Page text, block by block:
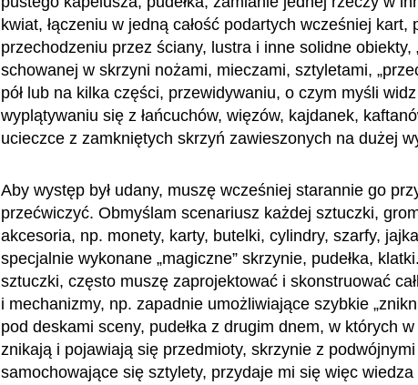
kwiat, łączeniu w jedną całość podartych wcześniej kart,
przechodzeniu przez ściany, lustra i inne solidne obiekty,
schowanej w skrzyni nożami, mieczami, sztyletami,
pół lub na kilka części, przewidywaniu, o czym myśli
wyplątywaniu się z łańcuchów, więzów, kajdanek,
ucieczce z zamkniętych skrzyń zawieszonych na dużej
Aby występ był udany, muszę wcześniej starannie go
przećwiczyć. Obmyślam scenariusz każdej sztuczki,
akcesoria, np. monety, karty, butelki, cylindry, szarfy,
specjalnie wykonane „magiczne” skrzynie, pudełka,
sztuczki, często muszę zaprojektować i skonstruować
i mechanizmy, np. zapadnie umożliwiające szybkie
pod deskami sceny, pudełka z drugim dnem, w których
znikają i pojawiają się przedmioty, skrzynie z
samochowające się sztylety, przydaje mi się więc wiedza